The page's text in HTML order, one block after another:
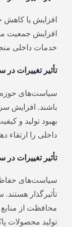
افزایش یا کاهش
افزایش جمعیت
خدمات داخلی
تأثیر تغییرات
سیاست‌های حوزه
باشند. افزایش
بهبود تولید و
داخلی را ارتقاء
تأثیر تغییرات
سیاست‌های
تأثیرگذار
محافظت از منابع
تولید محصولات